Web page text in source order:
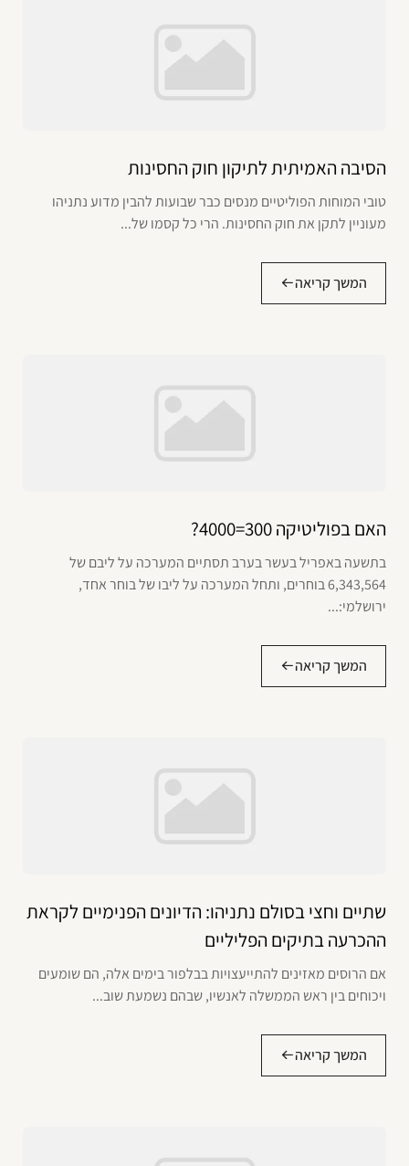
הסיבה האמיתית לתיקון חוק החסינות
טובי המוחות הפוליטיים מנסים כבר שבועות להבין מדוע נתניהו
מעוניין לתקן את חוק החסינות. הרי כל קסמו של...
המשך קריאה
האם בפוליטיקה 300=4000?
בתשעה באפריל בעשר בערב תסתיים המערכה על ליבם של
6,343,564 בוחרים, ותחל המערכה על ליבו של בוחר אחד,
ירושלמי:...
המשך קריאה
שתיים וחצי בסולם נתניהו: הדיונים הפנימיים לקראת
ההכרעה בתיקים הפליליים
אם הרוסים מאזינים להתייעצויות בבלפור בימים אלה, הם שומעים
ויכוחים בין ראש הממשלה לאנשיו, שבהם נשמעת שוב...
המשך קריאה